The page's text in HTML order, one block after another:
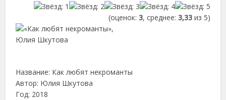
(оценок: 3, среднее: 3,33из 5)
Название: Как любят некроманты
Автор: Юлия Шкутова
Год: 2018